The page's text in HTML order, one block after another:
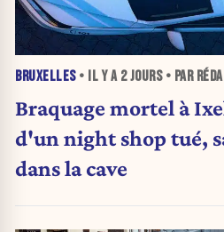
BRUXELLES• IL Y A 2 JOURS• PAR
Braquage mortel à
d'un night shop tué,
dans la cave